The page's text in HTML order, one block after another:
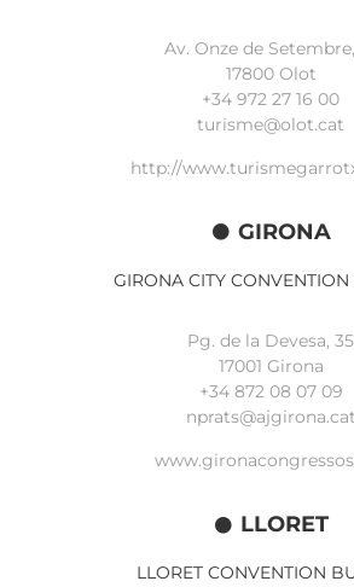
Av. Onze de
17800 Olot
+34 972 27 16 00
turisme@olot.cat
http://
GIRONA
GIRONA CITY
Pg. de la Devesa, 35
17001 Girona
+34 872 08 07 09
nprats@ajgirona.cat
LLORET
LLORET CONVENTION